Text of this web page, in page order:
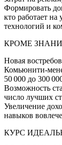
Формировать
кто работает
технологий и
КРОМЕ
Новая
Комьюнити-
50 000 до 300
Возможность
число лучших
Увеличение
навыков
КУРС